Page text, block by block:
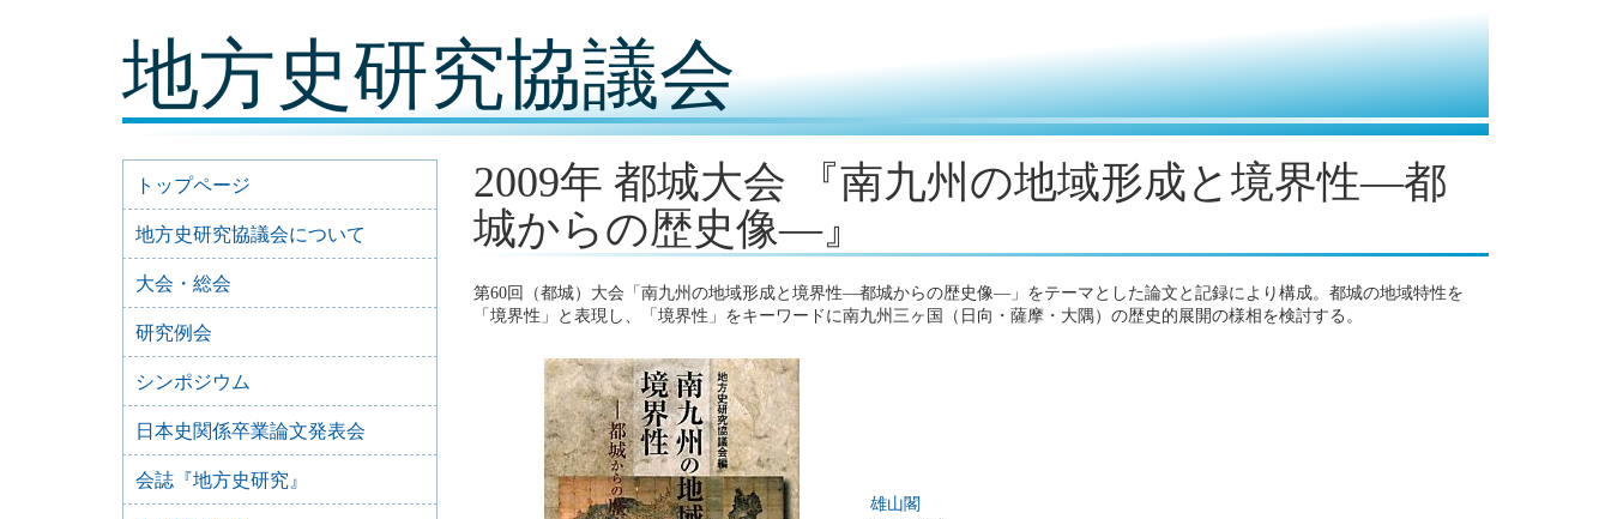
地方史研究協議会
2009年 都城大会 『南九州の地域形成と境界性―都
城からの歴史像―』
第60回（都城）大会「南九州の地域形成と境界性―都城からの歴史像―」をテーマとした論文と記録により構成。都城の地域特性を
「境界性」と表現し、「境界性」をキーワードに南九州三ヶ国（日向・薩摩・大隅）の歴史的展開の様相を検討する。
雄山閣
トップページ
地方史研究協議会について
大会・総会
研究例会
シンポジウム
日本史関係卒業論文発表会
会誌『地方史研究』